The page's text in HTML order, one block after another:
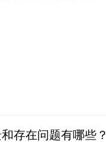
存在问题有哪些？